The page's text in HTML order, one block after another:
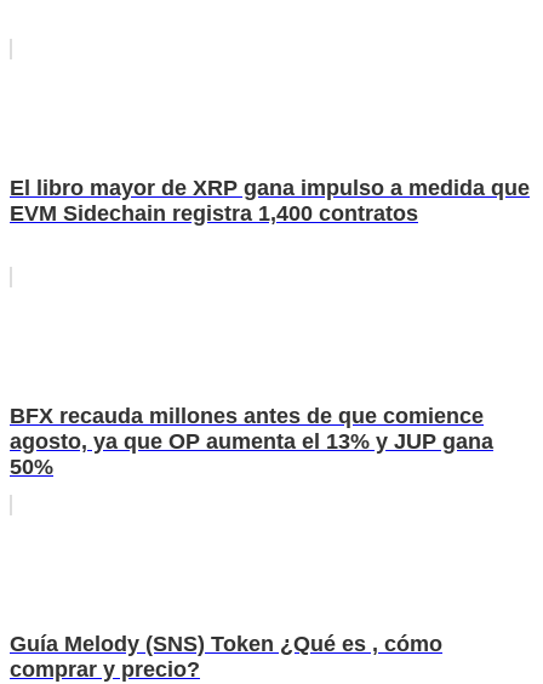
El libro mayor de XRP gana impulso a medida que
EVM Sidechain registra 1,400 contratos
BFX recauda millones antes de que comience
agosto, ya que OP aumenta el 13% y JUP gana
50%
Guía Melody (SNS) Token ¿Qué es , cómo
comprar y precio?